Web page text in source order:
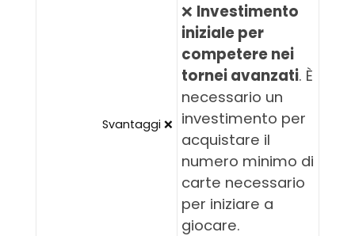
Svantaggi ❌
❌ Investimento
iniziale per
competere nei
tornei avanzati. È
necessario un
investimento per
acquistare il
numero minimo di
carte necessario
per iniziare a
giocare.